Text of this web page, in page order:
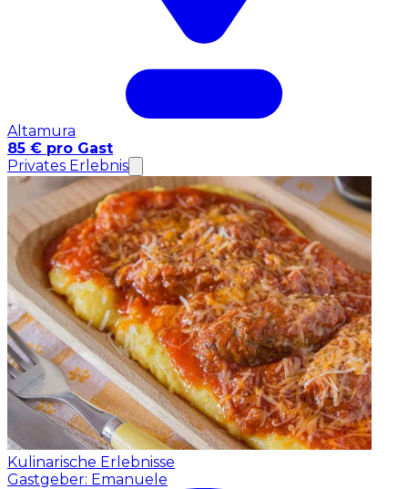
Altamura
85 € pro Gast
Privates Erlebnis
Kulinarische Erlebnisse
Gastgeber: Emanuele